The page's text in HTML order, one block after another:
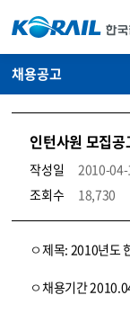
채용공고
인턴사원 모집공
작성일
2010-
조회수
18,730
코레일소개_경영공시_채용공고 상세보기 – 내용, 파일, 담당자 연락처로 구성
ㅇ제목: 2010년도
ㅇ채용기간